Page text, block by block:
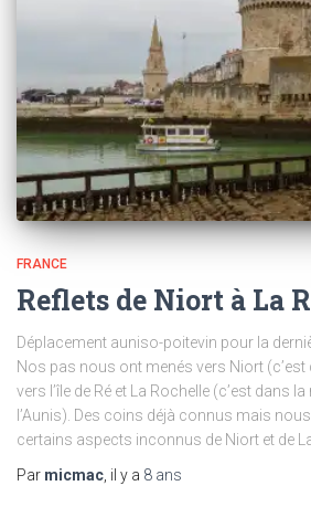
FRANCE
Reflets de Niort à La
Déplacement auniso-poitevin pour la
Nos pas nous ont menés vers Niort
vers l’île de Ré et La Rochelle (c’est dans
l’Aunis). Des coins déjà connus mais
certains aspects inconnus de Niort et de
Par micmac , il y a 8 ans